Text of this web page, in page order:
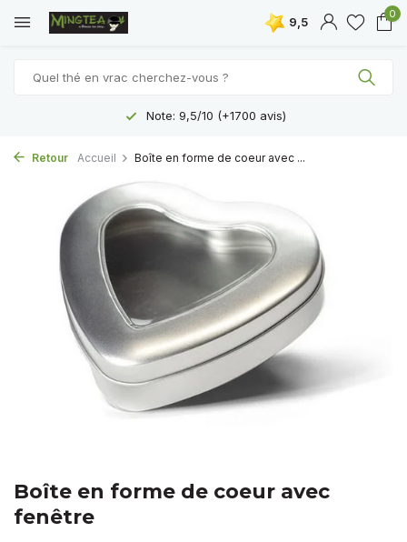
9,5
0
Note: 9,5/10 (+1700 avis)
Retour Accueil Boîte en forme de coeur avec ...
Boîte en forme de coeur avec
fenêtre